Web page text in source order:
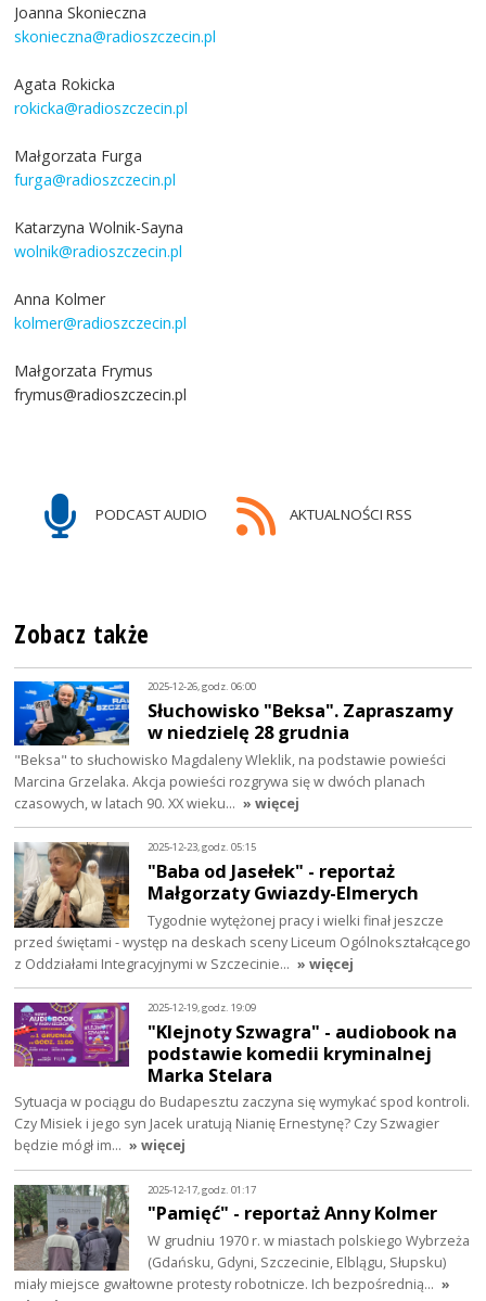
Joanna Skonieczna
skonieczna@radioszczecin.pl
Agata Rokicka
rokicka@radioszczecin.pl
Małgorzata Furga
furga@radioszczecin.pl
Katarzyna Wolnik-Sayna
wolnik@radioszczecin.pl
Anna Kolmer
kolmer@radioszczecin.pl
Małgorzata Frymus
frymus@radioszczecin.pl
PODCAST AUDIO AKTUALNOŚCI RSS
Zobacz także
2025-12-26, godz. 06:00
Słuchowisko "Beksa". Zapraszamy
w niedzielę 28 grudnia
"Beksa" to słuchowisko Magdaleny Wleklik, na podstawie powieści
Marcina Grzelaka. Akcja powieści rozgrywa się w dwóch planach
czasowych, w latach 90. XX wieku… » więcej
2025-12-23, godz. 05:15
"Baba od Jasełek" - reportaż
Małgorzaty Gwiazdy-Elmerych
Tygodnie wytężonej pracy i wielki finał jeszcze
przed świętami - występ na deskach sceny Liceum Ogólnokształcącego
z Oddziałami Integracyjnymi w Szczecinie… » więcej
2025-12-19, godz. 19:09
"Klejnoty Szwagra" - audiobook na
podstawie komedii kryminalnej
Marka Stelara
Sytuacja w pociągu do Budapesztu zaczyna się wymykać spod kontroli.
Czy Misiek i jego syn Jacek uratują Nianię Ernestynę? Czy Szwagier
będzie mógł im… » więcej
2025-12-17, godz. 01:17
"Pamięć" - reportaż Anny Kolmer
W grudniu 1970 r. w miastach polskiego Wybrzeża
(Gdańsku, Gdyni, Szczecinie, Elblągu, Słupsku)
miały miejsce gwałtowne protesty robotnicze. Ich bezpośrednią… »